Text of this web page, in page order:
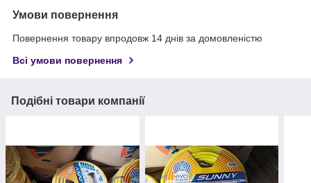
Умови повернення
Повернення товару впродовж 14 днів за домовленістю
Всі умови повернення
Подібні товари компанії